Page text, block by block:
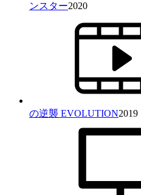
ンスター2020
の逆襲 EVOLUTION2019